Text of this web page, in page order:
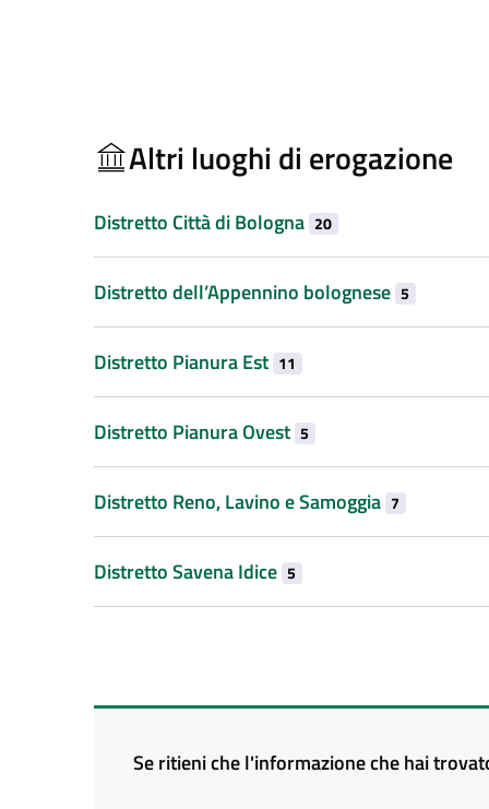
Altri luoghi di erogazione
Distretto Città di Bologna 20
Distretto dell’Appennino bolognese 5
Distretto Pianura Est 11
Distretto Pianura Ovest 5
Distretto Reno, Lavino e Samoggia 7
Distretto Savena Idice 5
Se ritieni che l'informazione che hai